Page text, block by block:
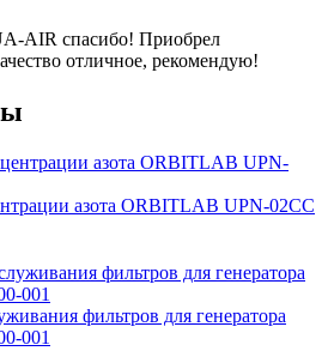
AIR спасибо! Приобрел
отличное, рекомендую!
азота ORBITLAB UPN-02CC
фильтров для генератора
001